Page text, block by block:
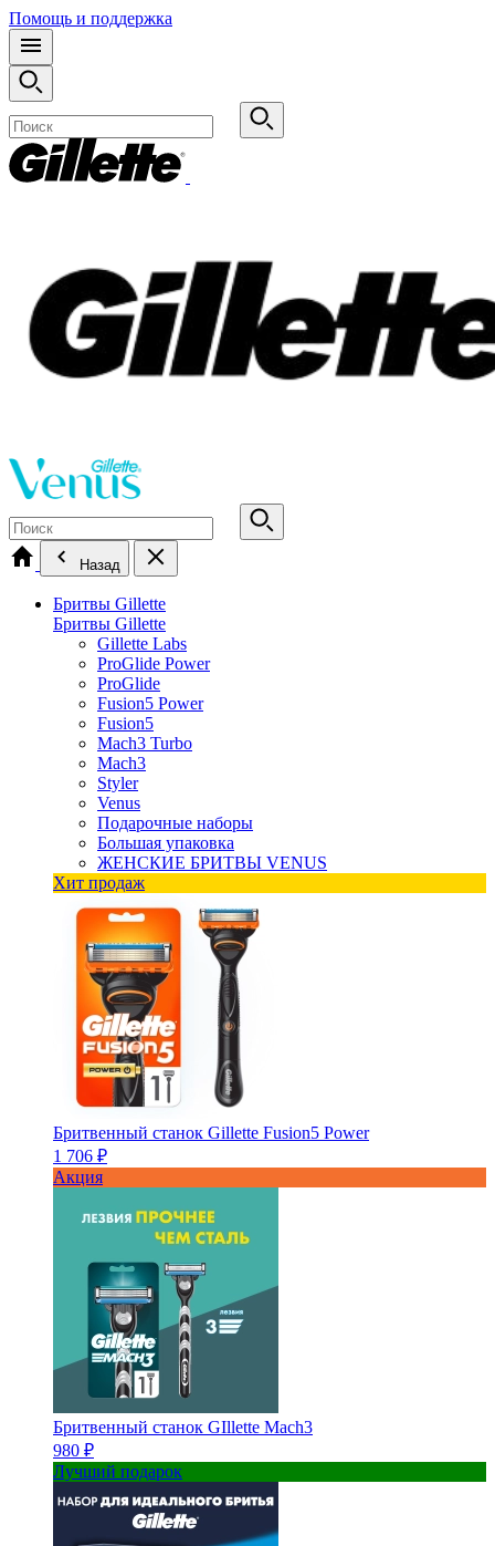
Помощь и поддержка
Назад
Бритвы Gillette
Бритвы Gillette
Gillette Labs
ProGlide Power
ProGlide
Fusion5 Power
Fusion5
Mach3 Turbo
Mach3
Styler
Venus
Подарочные наборы
Большая упаковка
ЖЕНСКИЕ БРИТВЫ VENUS
Хит продаж
Бритвенный станок Gillette Fusion5 Power
1 706 ₽
Акция
Бритвенный станок GIllette Mach3
980 ₽
Лучший подарок